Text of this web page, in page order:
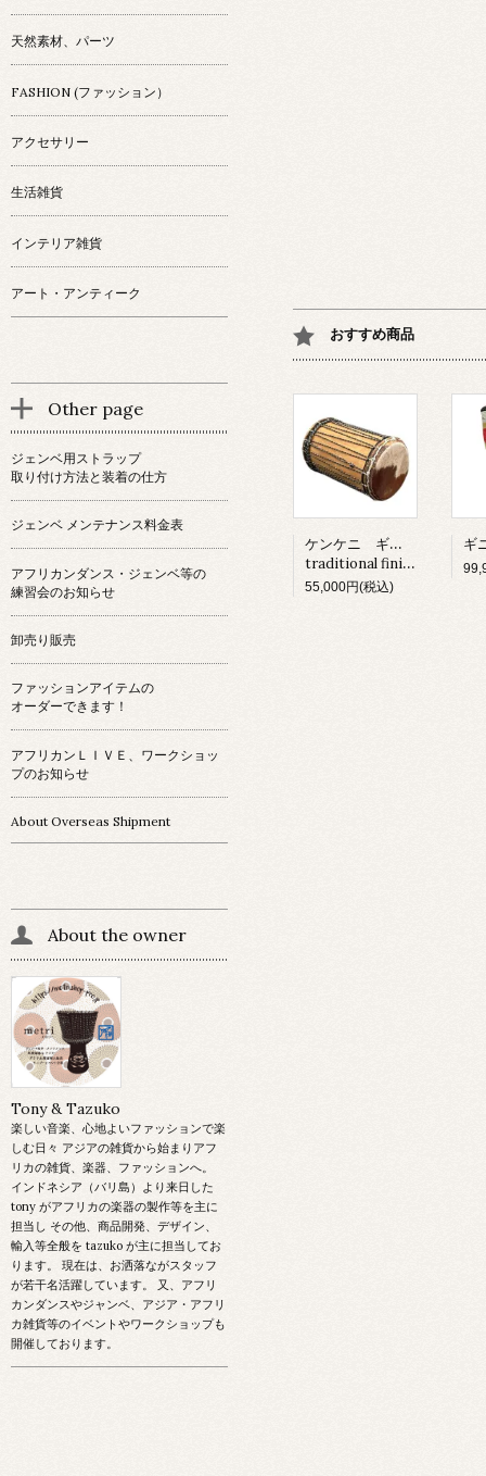
おすすめ商品
ケンケニ ギニア産
traditional finishing
55,000円(税込)
天然素材、パーツ
FASHION (ファッション）
アクセサリー
生活雑貨
インテリア雑貨
アート・アンティーク
Other page
ジェンベ用ストラップ
取り付け方法と装着の仕方
ジェンベ メンテナンス料金表
アフリカンダンス・ジェンベ等の
練習会のお知らせ
卸売り販売
ファッションアイテムの
オーダーできます！
アフリカンＬＩＶＥ、ワークショッ
プのお知らせ
About Overseas Shipment
About the owner
Tony & Tazuko
楽しい音楽、心地よいファッションで楽
しむ日々 アジアの雑貨から始まりアフ
リカの雑貨、楽器、ファッションへ。
インドネシア（バリ島）より来日した
tony がアフリカの楽器の製作等を主に
担当し その他、商品開発、デザイン、
輸入等全般を tazuko が主に担当してお
ります。 現在は、お洒落ながスタッフ
が若干名活躍しています。 又、アフリ
カンダンスやジャンベ、アジア・アフリ
カ雑貨等のイベントやワークショップも
開催しております。